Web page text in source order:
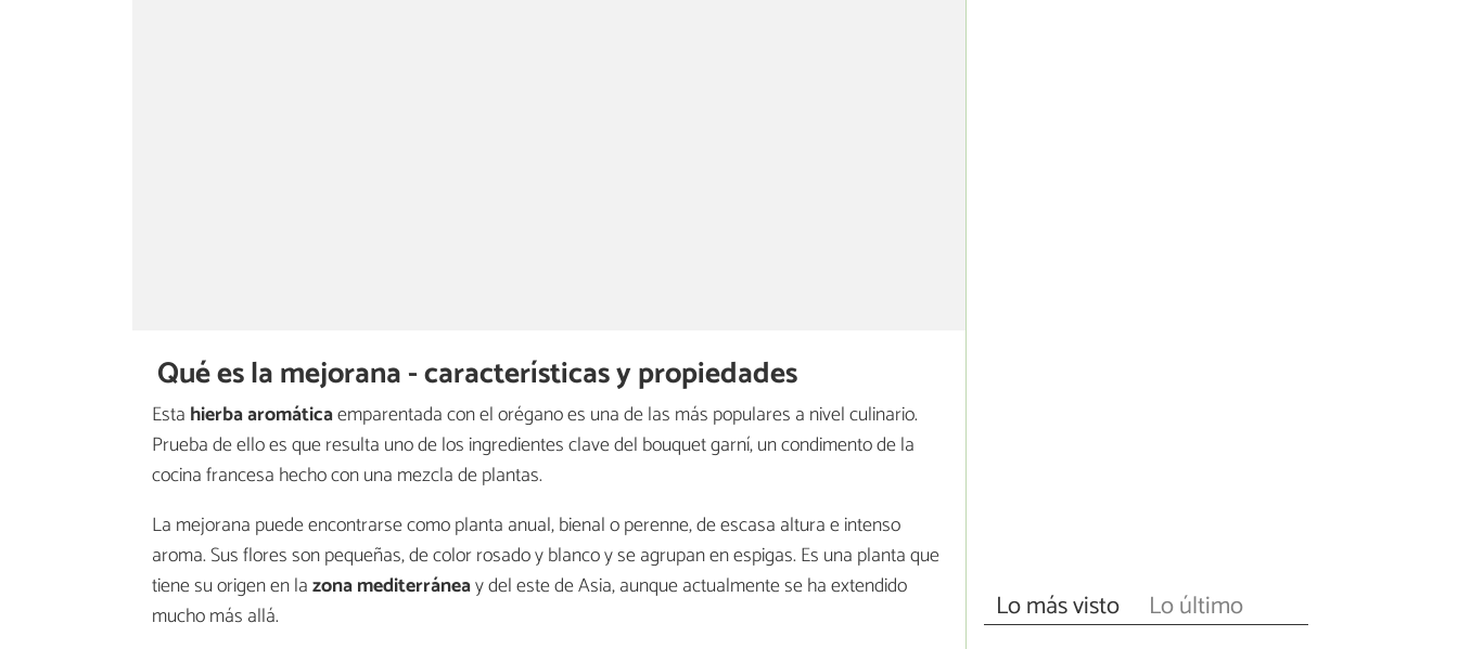
Qué es la mejorana - características y propiedades
Esta hierba aromáticaemparentada con el orégano es una de las más populares a nivel culinario.
Prueba de ello es que resulta uno de los ingredientes clave del bouquet garní, un condimento de la
cocina francesa hecho con una mezcla de plantas.
La mejorana puede encontrarse como planta anual, bienal o perenne, de escasa altura e intenso
aroma. Sus flores son pequeñas, de color rosado y blanco y se agrupan en espigas. Es una planta que
tiene su origen en lazona mediterráneay del este de Asia, aunque actualmente se ha extendido
mucho más allá.
Lo más visto Lo último